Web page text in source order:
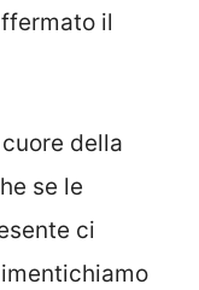
il
della
se le
ci